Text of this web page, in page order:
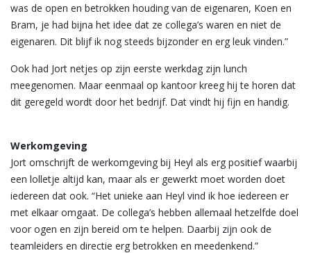
was de open en betrokken houding van de eigenaren, Koen en
Bram, je had bijna het idee dat ze collega’s waren en niet de
eigenaren. Dit blijf ik nog steeds bijzonder en erg leuk vinden.”
Ook had Jort netjes op zijn eerste werkdag zijn lunch
meegenomen. Maar eenmaal op kantoor kreeg hij te horen dat
dit geregeld wordt door het bedrijf. Dat vindt hij fijn en handig.
Werkomgeving
Jort omschrijft de werkomgeving bij Heyl als erg positief waarbij
een lolletje altijd kan, maar als er gewerkt moet worden doet
iedereen dat ook. “Het unieke aan Heyl vind ik hoe iedereen er
met elkaar omgaat. De collega’s hebben allemaal hetzelfde doel
voor ogen en zijn bereid om te helpen. Daarbij zijn ook de
teamleiders en directie erg betrokken en meedenkend.”